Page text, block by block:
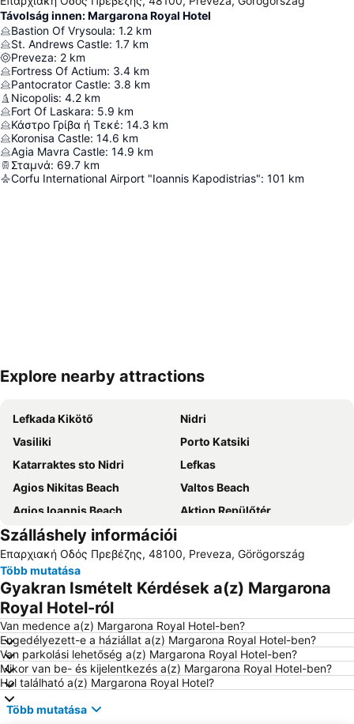
Távolság innen: Margarona Royal Hotel
Bastion Of Vrysoula: 1.2 km
St. Andrews Castle: 1.7 km
Preveza: 2 km
Fortress Of Actium: 3.4 km
Pantocrator Castle: 3.8 km
Nicopolis: 4.2 km
Fort Of Laskara: 5.9 km
Κάστρο Γρίβα ή Τεκέ: 14.3 km
Koronisa Castle: 14.6 km
Agia Mavra Castle: 14.9 km
Σταμνά: 69.7 km
Corfu International Airport "Ioannis Kapodistrias": 101 km
Nagy méretű térkép
Explore nearby attractions
Lefkada Kikötő
Nidri
Vasiliki
Porto Katsiki
Katarraktes sto Nidri
Lefkas
Agios Nikitas Beach
Valtos Beach
Agios Ioannis Beach
Aktion Repülőtér
Port of Preveza
Lygia
Archaeological Museum of Lefkada
Dimotiko Stadio Leukadas ''Platwnas Grigoris''
Beach of Agios Ioannis
Perigiali
Daily cruises from Lefkada
Beach Ammoudia
Agiofili
Piso Krioneri Beach
Parga Port
Voutoumi
Mytikas
Ancient Nikopolis
Monolithi
Pefkoulia
Szálláshely információi
Επαρχιακή Οδός Πρεβέζης, 48100, Preveza, Görögország
Több mutatása
Gyakran Ismételt Kérdések a(z) Margarona
Royal Hotel-ról
Van medence a(z) Margarona Royal Hotel-ben?
Engedélyezett-e a háziállat a(z) Margarona Royal Hotel-ben?
Van parkolási lehetőség a(z) Margarona Royal Hotel-ben?
Mikor van be- és kijelentkezés a(z) Margarona Royal Hotel-ben?
Hol található a(z) Margarona Royal Hotel?
Több mutatása